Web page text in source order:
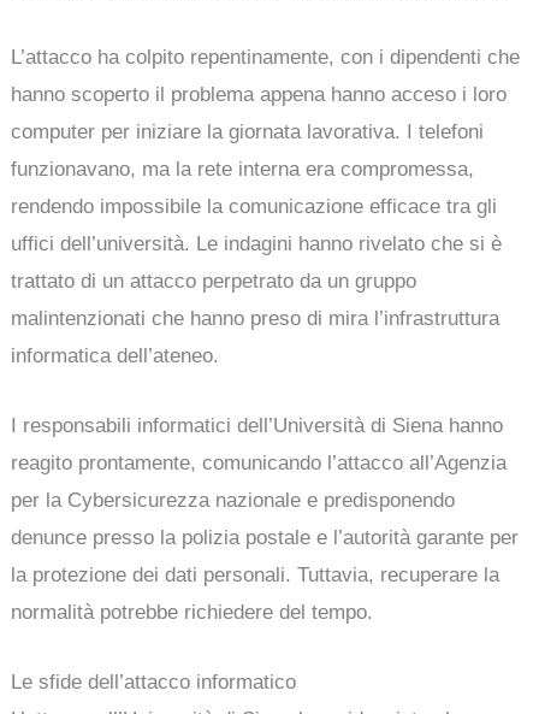
L’attacco ha colpito repentinamente, con i dipendenti che
hanno scoperto il problema appena hanno acceso i loro
computer per iniziare la giornata lavorativa. I telefoni
funzionavano, ma la rete interna era compromessa,
rendendo impossibile la comunicazione efficace tra gli
uffici dell’università. Le indagini hanno rivelato che si è
trattato di un attacco perpetrato da un gruppo
malintenzionati che hanno preso di mira l’infrastruttura
informatica dell’ateneo.
I responsabili informatici dell’Università di Siena hanno
reagito prontamente, comunicando l’attacco all’Agenzia
per la Cybersicurezza nazionale e predisponendo
denunce presso la polizia postale e l’autorità garante per
la protezione dei dati personali. Tuttavia, recuperare la
normalità potrebbe richiedere del tempo.
Le sfide dell’attacco informatico